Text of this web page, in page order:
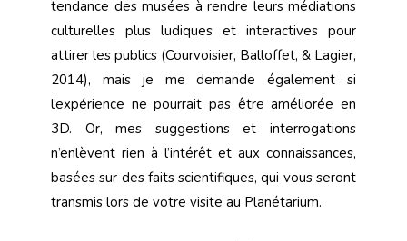
tendance des musées à rendre leurs médiations
culturelles plus ludiques et interactives pour
attirer les publics (Courvoisier, Balloffet, & Lagier,
2014), mais je me demande également si
l’expérience ne pourrait pas être améliorée en
3D. Or, mes suggestions et interrogations
n’enlèvent rien à l’intérêt et aux connaissances,
basées sur des faits scientifiques, qui vous seront
transmis lors de votre visite au Planétarium.